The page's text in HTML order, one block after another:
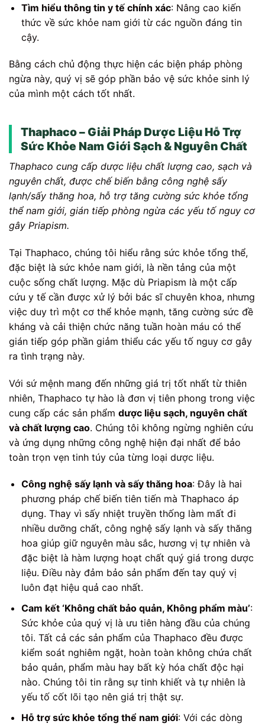
Tìm hiểu thông tin y tế chính xác: Nâng cao kiến
thức về sức khỏe nam giới từ các nguồn đáng tin
cậy.
Bằng cách chủ động thực hiện các biện pháp phòng
ngừa này, quý vị sẽ góp phần bảo vệ sức khỏe sinh lý
của mình một cách tốt nhất.
Thaphaco – Giải Pháp Dược Liệu Hỗ Trợ
Sức Khỏe Nam Giới Sạch & Nguyên Chất
Thaphaco cung cấp dược liệu chất lượng cao, sạch và
nguyên chất, được chế biến bằng công nghệ sấy
lạnh/sấy thăng hoa, hỗ trợ tăng cường sức khỏe tổng
thể nam giới, gián tiếp phòng ngừa các yếu tố nguy cơ
gây Priapism.
Tại Thaphaco, chúng tôi hiểu rằng sức khỏe tổng thể,
đặc biệt là sức khỏe nam giới, là nền tảng của một
cuộc sống chất lượng. Mặc dù Priapism là một cấp
cứu y tế cần được xử lý bởi bác sĩ chuyên khoa, nhưng
việc duy trì một cơ thể khỏe mạnh, tăng cường sức đề
kháng và cải thiện chức năng tuần hoàn máu có thể
gián tiếp góp phần giảm thiểu các yếu tố nguy cơ gây
ra tình trạng này.
Với sứ mệnh mang đến những giá trị tốt nhất từ thiên
nhiên, Thaphaco tự hào là đơn vị tiên phong trong việc
cung cấp các sản phẩm dược liệu sạch, nguyên chất
và chất lượng cao. Chúng tôi không ngừng nghiên cứu
và ứng dụng những công nghệ hiện đại nhất để bảo
toàn trọn vẹn tinh túy của từng loại dược liệu.
Công nghệ sấy lạnh và sấy thăng hoa: Đây là hai
phương pháp chế biến tiên tiến mà Thaphaco áp
dụng. Thay vì sấy nhiệt truyền thống làm mất đi
nhiều dưỡng chất, công nghệ sấy lạnh và sấy thăng
hoa giúp giữ nguyên màu sắc, hương vị tự nhiên và
đặc biệt là hàm lượng hoạt chất quý giá trong dược
liệu. Điều này đảm bảo sản phẩm đến tay quý vị
luôn đạt hiệu quả cao nhất.
Cam kết ‘Không chất bảo quản, Không phẩm màu’:
Sức khỏe của quý vị là ưu tiên hàng đầu của chúng
tôi. Tất cả các sản phẩm của Thaphaco đều được
kiểm soát nghiêm ngặt, hoàn toàn không chứa chất
bảo quản, phẩm màu hay bất kỳ hóa chất độc hại
nào. Chúng tôi tin rằng sự tinh khiết và tự nhiên là
yếu tố cốt lõi tạo nên giá trị thật sự.
Hỗ trợ sức khỏe tổng thể nam giới: Với các dòng